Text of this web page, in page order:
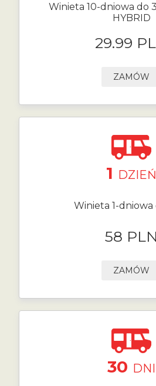
Winieta 10-dniowa do
HYBRID
29.99
ZAMÓW
1 DZIEŃ
Winieta 1-dniowa
58 PLN
ZAMÓW
30 DNI